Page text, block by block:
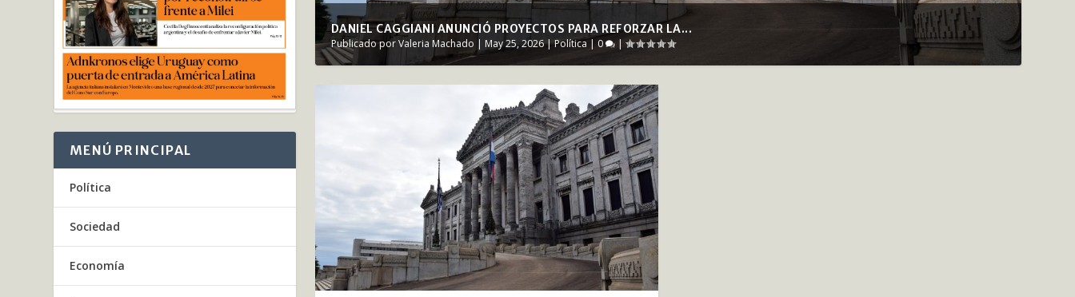
DANIEL CAGGIANI ANUNCIÓ PROYECTOS PARA REFORZAR LA...
Publicado porValeria Machado | May 25, 2026|Política | 0 |
MENÚ PRINCIPAL
Política
Sociedad
Economía